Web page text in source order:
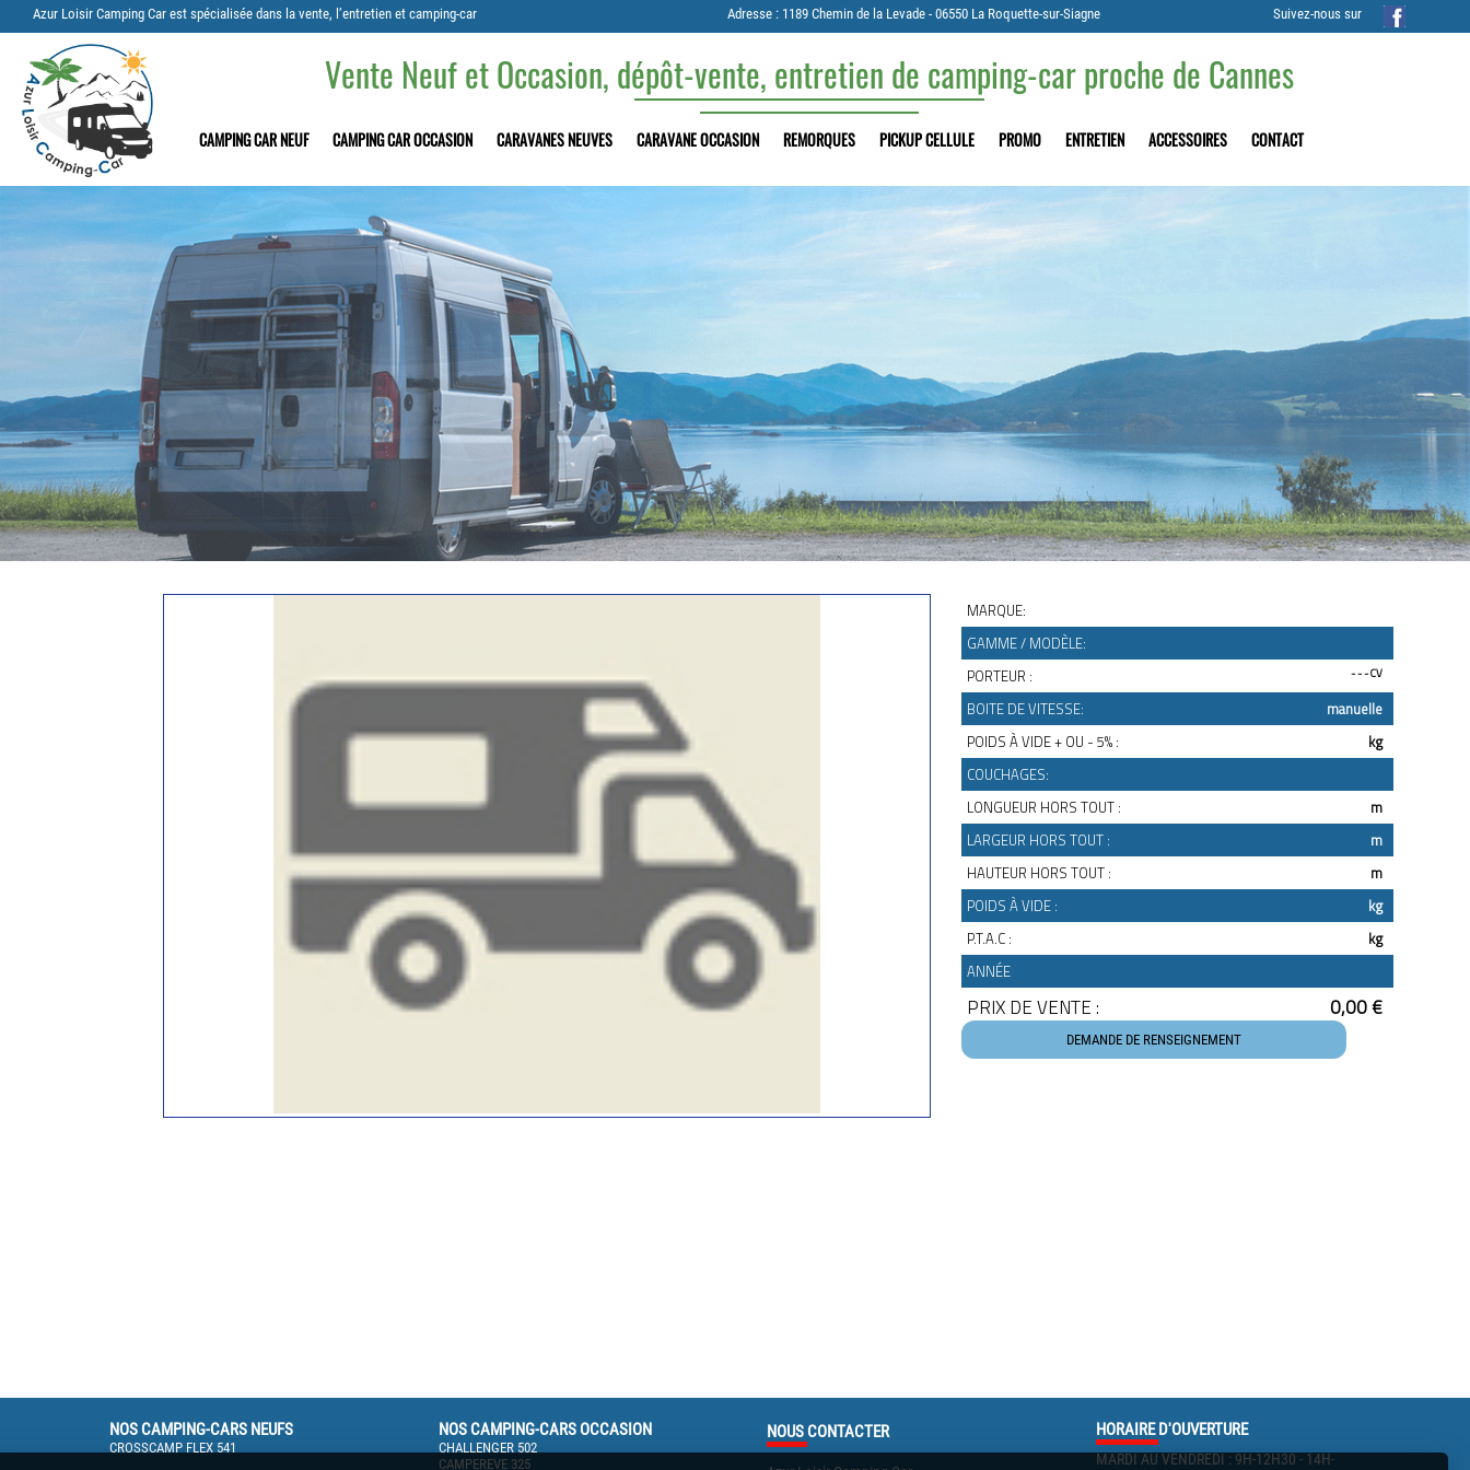
Azur Loisir Camping Car est spécialisée dans la vente, l’entretien et camping-car Adresse : 1189 Chemin de la Levade - 06550 La Roquette-sur-Siagne Suivez-nous sur
Vente Neuf et Occasion, dépôt-vente, entretien de camping-car proche de Cannes
CAMPING CAR NEUF CAMPING CAR OCCASION CARAVANES NEUVES CARAVANE OCCASION REMORQUES PICKUP CELLULE PROMO ENTRETIEN ACCESSOIRES CONTACT
MARQUE:
GAMME / MODÈLE:
PORTEUR :
- - - CV
BOITE DE VITESSE:
manuelle
POIDS À VIDE + OU - 5% :
kg
COUCHAGES:
LONGUEUR HORS TOUT :
m
LARGEUR HORS TOUT :
m
HAUTEUR HORS TOUT :
m
POIDS À VIDE :
kg
P.T.A.C :
kg
ANNÉE
PRIX DE VENTE : 0,00 €
DEMANDE DE RENSEIGNEMENT
NOS CAMPING-CARS NEUFS
CROSSCAMP FLEX 541
NOS CAMPING-CARS OCCASION
CHALLENGER 502
CAMPEREVE 325
NOUS CONTACTER HORAIRED'OUVERTURE
MARDI AU VENDREDI : 9H-12H30 - 14H-